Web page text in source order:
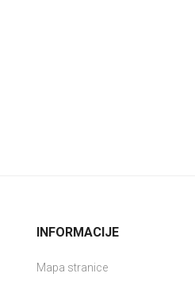
INFORMACIJE
Mapa stranice